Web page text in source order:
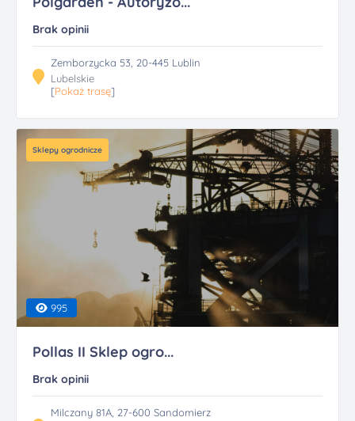
Brak opinii
Zemborzycka 53, 20-445 Lublin
Lubelskie
[Pokaż trasę]
Sklepy ogrodnicze
995
Pollas II Sklep ogro...
Brak opinii
Milczany 81A, 27-600 Sandomierz